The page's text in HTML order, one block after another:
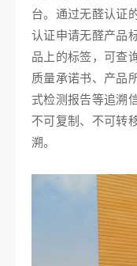
台。通过无醛认证
认证申请无醛产品
品上的标签，可查
质量承诺书、产品
式检测报告等追溯
不可复制、不可转
溯。